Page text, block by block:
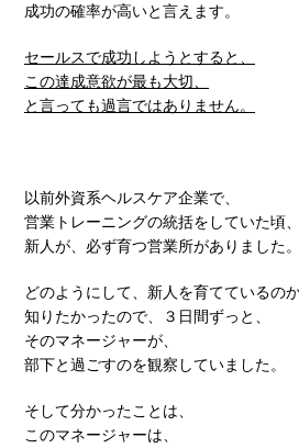
成功の確率が高いと言えます。
セールスで成功しようとすると、
この達成意欲が最も大切、
と言っても過言ではありません。
以前外資系ヘルスケア企業で、
営業トレーニングの統括をしていた頃、
新人が、必ず育つ営業所がありました。
どのようにして、新人を育てているのか
知りたかったので、３日間ずっと、
そのマネージャーが、
部下と過ごすのを観察していました。
そして分かったことは、
このマネージャーは、